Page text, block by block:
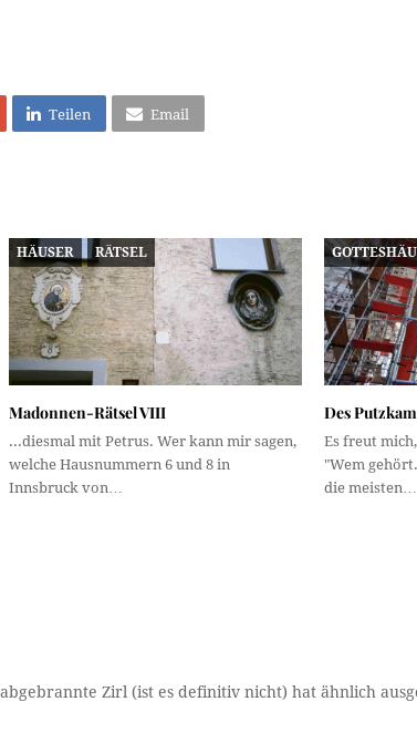
Teilen Email
HÄUSER RÄTSEL
Madonnen-Rätsel VIII
...diesmal mit Petrus. Wer kann mir sagen,
welche Hausnummern 6 und 8 in
Innsbruck von…
Des
Es freut
"Wem
die meisten…
Zirl (ist es definitiv nicht) hat ähnlich